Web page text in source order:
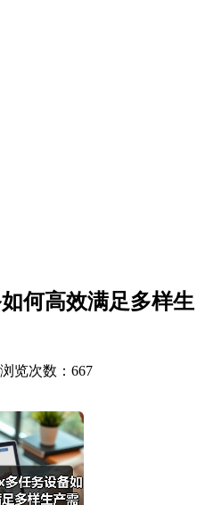
何高效满足多样生
览次数： 667